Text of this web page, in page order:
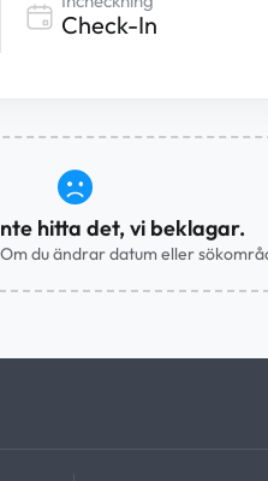
hitta det, vi beklagar.
du ändrar datum eller